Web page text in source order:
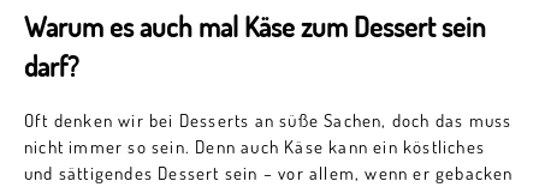
Warum es auch mal Käse zum Dessert sein
darf?
Oft denken wir bei Desserts an süße Sachen, doch das muss
nicht immer so sein. Denn auch Käse kann ein köstliches
und sättigendes Dessert sein – vor allem, wenn er gebacken